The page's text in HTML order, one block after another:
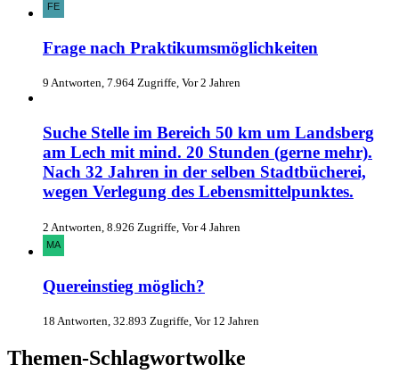
Frage nach Praktikumsmöglichkeiten
9 Antworten, 7.964 Zugriffe, Vor 2 Jahren
Suche Stelle im Bereich 50 km um Landsberg
am Lech mit mind. 20 Stunden (gerne mehr).
Nach 32 Jahren in der selben Stadtbücherei,
wegen Verlegung des Lebensmittelpunktes.
2 Antworten, 8.926 Zugriffe, Vor 4 Jahren
Quereinstieg möglich?
18 Antworten, 32.893 Zugriffe, Vor 12 Jahren
Themen-Schlagwortwolke